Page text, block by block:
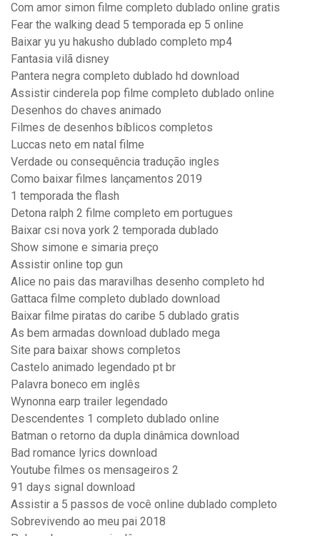
Com amor simon filme completo dublado online gratis
Fear the walking dead 5 temporada ep 5 online
Baixar yu yu hakusho dublado completo mp4
Fantasia vilã disney
Pantera negra completo dublado hd download
Assistir cinderela pop filme completo dublado online
Desenhos do chaves animado
Filmes de desenhos bíblicos completos
Luccas neto em natal filme
Verdade ou consequência tradução ingles
Como baixar filmes lançamentos 2019
1 temporada the flash
Detona ralph 2 filme completo em portugues
Baixar csi nova york 2 temporada dublado
Show simone e simaria preço
Assistir online top gun
Alice no pais das maravilhas desenho completo hd
Gattaca filme completo dublado download
Baixar filme piratas do caribe 5 dublado gratis
As bem armadas download dublado mega
Site para baixar shows completos
Castelo animado legendado pt br
Palavra boneco em inglês
Wynonna earp trailer legendado
Descendentes 1 completo dublado online
Batman o retorno da dupla dinâmica download
Bad romance lyrics download
Youtube filmes os mensageiros 2
91 days signal download
Assistir a 5 passos de você online dublado completo
Sobrevivendo ao meu pai 2018